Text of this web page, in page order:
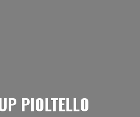
PIOLTELLO